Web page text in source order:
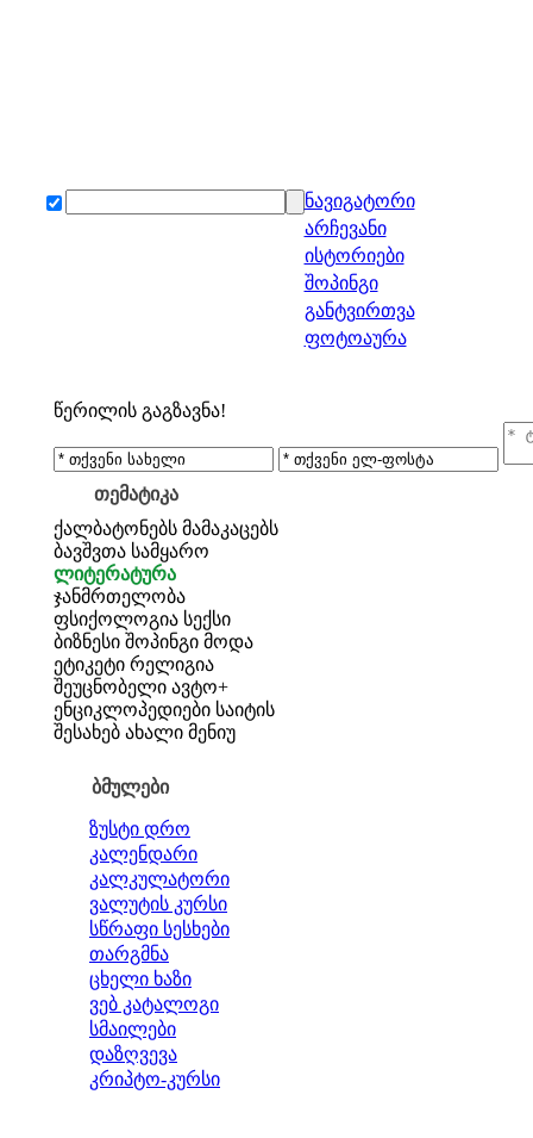
ნავიგატორი
არჩევანი
ისტორიები
შოპინგი
განტვირთვა
ფოტოაურა
წერილის გაგზავნა!
თემატიკა
ქალბატონებს მამაკაცებს
ბავშვთა სამყარო
ლიტერატურა
ჯანმრთელობა
ფსიქოლოგია სექსი
ბიზნესი შოპინგი მოდა
ეტიკეტი რელიგია
შეუცნობელი ავტო+
ენციკლოპედიები საიტის
შესახებ ახალი მენიუ
ბმულები
ზუსტი დრო
კალენდარი
კალკულატორი
ვალუტის კურსი
სწრაფი სესხები
თარგმნა
ცხელი ხაზი
ვებ კატალოგი
სმაილები
დაზღვევა
კრიპტო-კურსი